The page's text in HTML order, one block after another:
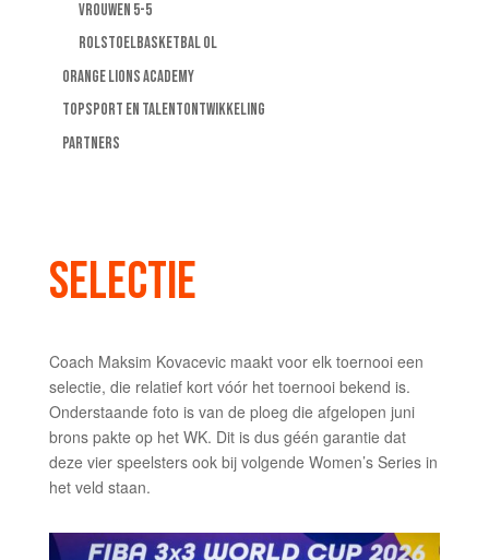
VROUWEN 5-5
ROLSTOELBASKETBAL OL
ORANGE LIONS ACADEMY
TOPSPORT EN TALENTONTWIKKELING
PARTNERS
SELECTIE
Coach Maksim Kovacevic maakt voor elk toernooi een
selectie, die relatief kort vóór het toernooi bekend is.
Onderstaande foto is van de ploeg die afgelopen juni
brons pakte op het WK. Dit is dus géén garantie dat
deze vier speelsters ook bij volgende Women’s Series in
het veld staan.